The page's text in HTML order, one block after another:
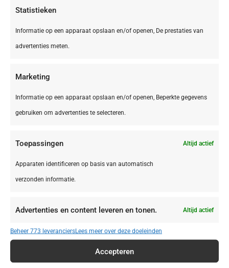
Statistieken
Informatie op een apparaat opslaan en/of openen, De prestaties van
advertenties meten.
Marketing
Informatie op een apparaat opslaan en/of openen, Beperkte gegevens
gebruiken om advertenties te selecteren.
Toepassingen Altijd actief
Apparaten identificeren op basis van automatisch
verzonden informatie.
Advertenties en content leveren en tonen. Altijd actief
Beheer 773 leveranciersLees meer over deze doeleinden
Accepteren
Zonvakanties
Vakantiehuizen